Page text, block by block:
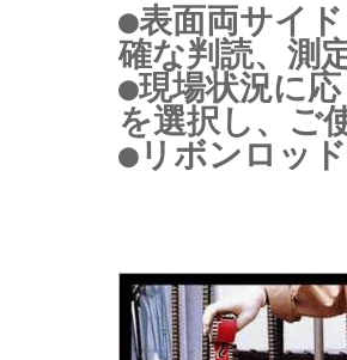
●表面両サイ
確な判読、測
●現場状況に
を選択し、ご
●リボンロッ